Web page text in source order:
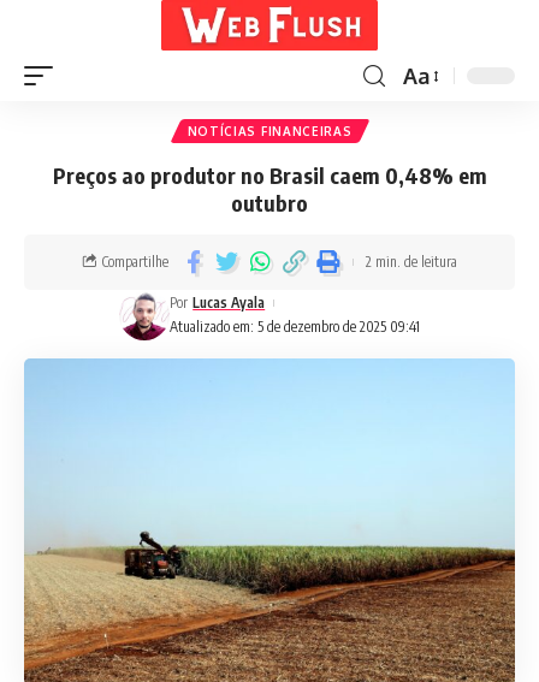
Aa
NOTÍCIAS FINANCEIRAS
Preços ao produtor no Brasil caem 0,48% em
outubro
Atualizado em: 5 de dezembro de 2025 09:41
Por Lucas Ayala
Compartilhe 2 min. de leitura